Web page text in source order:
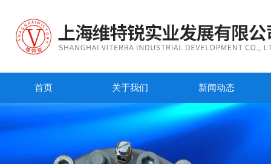
首页 关于我们 新闻动态